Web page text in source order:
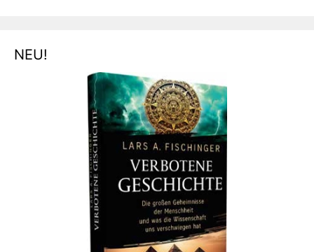
NEU!